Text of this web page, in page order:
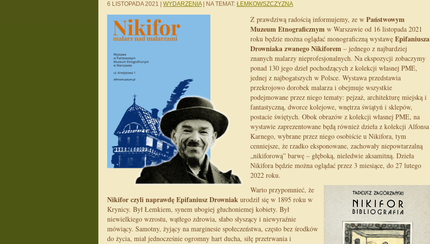
6 LISTOPADA 2021 WYDARZENIA NA TEMAT: ŁEMKOWSZCZYZNA
Z prawdziwą radością informujemy, ze w Państwowym
Muzeum Etnograficznym w Warszawie od 16 listopada 2021
roku będzie można oglądać monograficzną wystawę Epifaniusza
Drowniaka zwanego Nikiforem – jednego z najbardziej
znanych malarzy nieprofesjonalnych. Na ekspozycji zobaczymy
ponad 130 jego dzieł pochodzących z kolekcji własnej PME,
jednej z najbogatszych w Polsce. Wystawa przedstawia
przekrojowo dorobek malarza i obejmuje wszystkie
podejmowane przez niego tematy: pejzaż, architekturę miejską i
fantastyczną, dworce kolejowe, wnętrza świątyń i sklepów,
postacie świętych. Obok obrazów z kolekcji własnej PME, na
wystawie zaprezentowane będą również dzieła z kolekcji Alfonsa
Karnego, wybrane przez niego osobiście u Nikifora, tym
cenniejsze, że rzadko eksponowane, zachowały niepowtarzalną
„nikiforową” barwę – głęboką, nieledwie aksamitną. Dzieła
Nikifora będzie można oglądać przez 3 miesiące, do 27 lutego
2022 roku.
Warto przypomnieć, że
Nikifor czyli naprawdę Epifaniusz Drowniak urodził się w 1895 roku w
Krynicy. Był Łemkiem, synem ubogiej głuchoniemej kobiety. Był
niewielkiego wzrostu, wątłego zdrowia, słabo słyszący i niewyraźnie
mówiący. Samotny, żyjący na marginesie społeczeństwa, często bez środków
do życia, miał jednocześnie ogromny hart ducha, siłę przetrwania i